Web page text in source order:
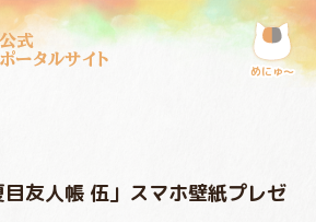
公式
ポータルサイト
めにゅ〜
友人帳 伍」スマホ壁紙プレゼ